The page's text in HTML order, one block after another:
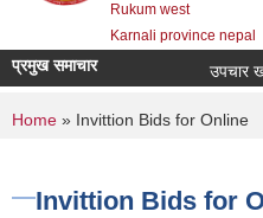
Rukum west
Karnali province nepal
प्रमुख समाचार उपचार
You are here
Home » Invittion Bids for Online
Invittion Bids for